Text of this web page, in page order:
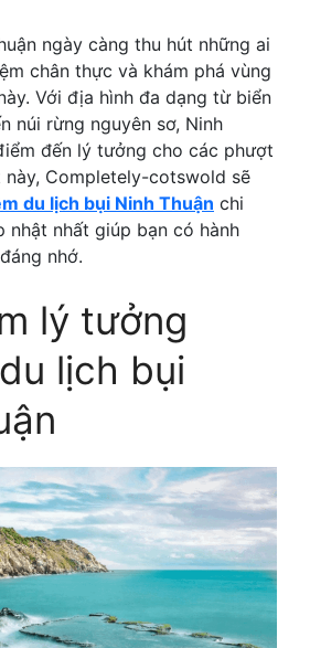
ngày càng thu hút những ai
chân thực và khám phá vùng
Với địa hình đa dạng từ biển
núi rừng nguyên sơ, Ninh
đến lý tưởng cho các phượt
Completely-cotswold sẽ
du lịch bụi Ninh Thuận chi
nhật nhất giúp bạn có hành
nhớ.
lý tưởng
lịch bụi